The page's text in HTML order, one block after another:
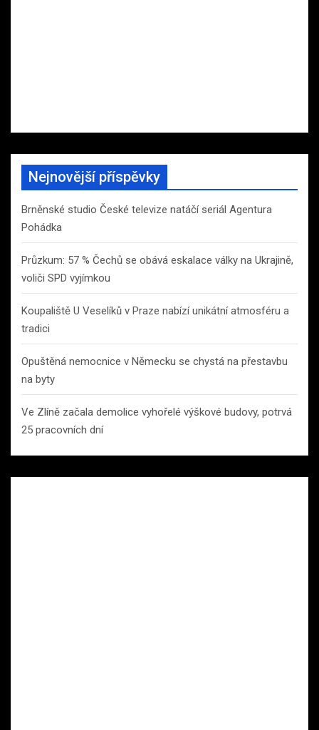
Nejnovější příspěvky
Brněnské studio České televize natáčí seriál Agentura
Pohádka
Průzkum: 57 % Čechů se obává eskalace války na Ukrajině,
voliči SPD vyjímkou
Koupaliště U Veselíků v Praze nabízí unikátní atmosféru a
tradici
Opuštěná nemocnice v Německu se chystá na přestavbu
na byty
Ve Zlíně začala demolice vyhořelé výškové budovy, potrvá
25 pracovních dní